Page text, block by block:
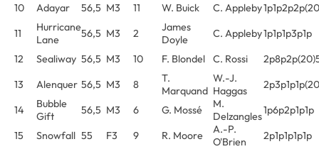
10
Adayar 56,5 M3 11 W. Buick C. Appleby
11
Hurricane
Lane
56,5 M3 2
James
Doyle
C. Appleby1p1p1p3p1p
12
Sealiway 56,5 M3 10 F. Blondel C. Rossi
13
Alenquer 56,5 M3 8
T.
Marquand
W.-J.
Haggas
14
Bubble
Gift
56,5 M3 6 G. Mossé
M.
Delzangles1p6p2p1p1p
15
Snowfall 55 F3 9 R. Moore
A.-P.
O'Brien
2p1p1p1p1p